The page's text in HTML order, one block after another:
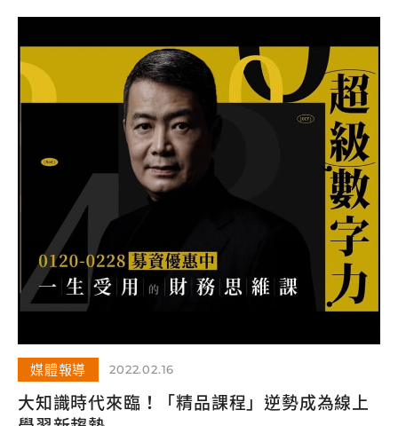
媒體報導 2022.02.16
大知識時代來臨！「精品課程」逆勢成為線上